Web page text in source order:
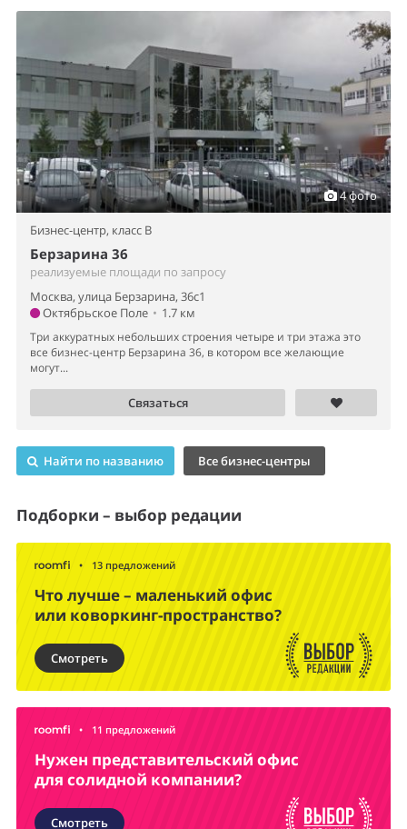
4 фото
Бизнес-центр, класс B
Берзарина 36
реализуемые площади по запросу
Москва, улица Берзарина, 36с1
Октябрьское Поле • 1.7 км
Три аккуратных небольших строения четыре и три этажа это
все бизнес-центр Берзарина 36, в котором все желающие
могут...
Связаться
Найти по названию Все бизнес-центры
Подборки – выбор редации
• 13 предложений
Что лучше – маленький офис
или коворкинг-пространство?
Смотреть
• 11 предложений
Нужен представительский офис
для солидной компании?
Смотреть